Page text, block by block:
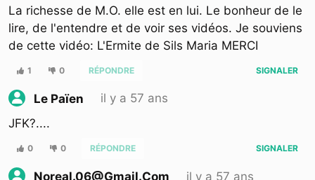
La richesse de M.O. elle est en lui. Le bonheur de le
lire, de l'entendre et de voir ses vidéos. Je souviens
de cette vidéo: L'Ermite de Sils Maria MERCI
1 0 RÉPONDRE SIGNALER
Le Païen
il y a 57 ans
JFK?....
0 0 RÉPONDRE SIGNALER
Noreal.06@gmail.com
il y a 57 ans